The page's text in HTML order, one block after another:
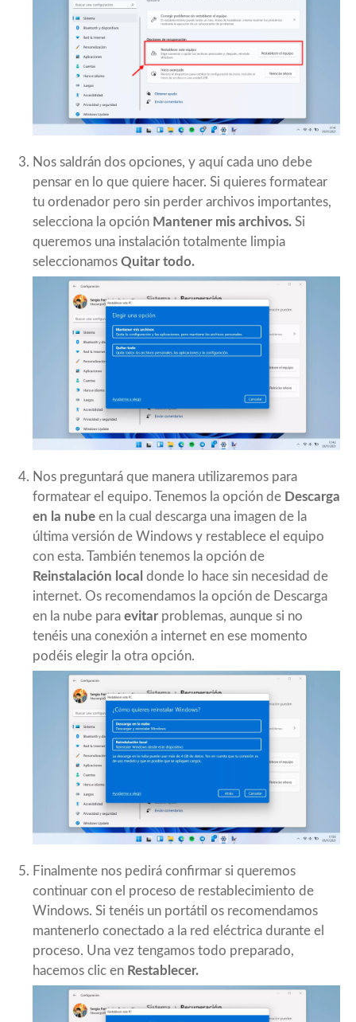
Nos saldrán dos opciones, y aquí cada uno debe
pensar en lo que quiere hacer. Si quieres formatear
tu ordenador pero sin perder archivos importantes,
selecciona la opción Mantener mis archivos. Si
queremos una instalación totalmente limpia
seleccionamos Quitar todo.
Nos preguntará que manera utilizaremos para
formatear el equipo. Tenemos la opción de Descarga
en la nube en la cual descarga una imagen de la
última versión de Windows y restablece el equipo
con esta. También tenemos la opción de
Reinstalación local donde lo hace sin necesidad de
internet. Os recomendamos la opción de Descarga
en la nube para evitarproblemas, aunque si no
tenéis una conexión a internet en ese momento
podéis elegir la otra opción.
Finalmente nos pedirá confirmar si queremos
continuar con el proceso de restablecimiento de
Windows. Si tenéis un portátil os recomendamos
mantenerlo conectado a la red eléctrica durante el
proceso. Una vez tengamos todo preparado,
hacemos clic en Restablecer.